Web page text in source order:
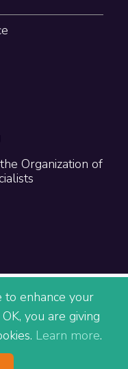
Organization of
of
Specialists
Terms
to enhance your
you are giving
Learn more.